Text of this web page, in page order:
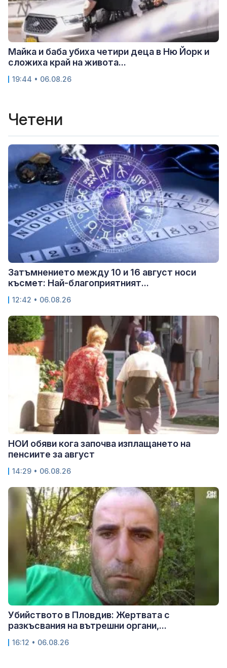
Майка и баба убиха четири деца в Ню Йорк и
сложиха край на живота...
19:44 • 06.08.26
Четени
Затъмнението между 10 и 16 август носи
късмет: Най-благоприятният...
12:42 • 06.08.26
НОИ обяви кога започва изплащането на
пенсиите за август
14:29 • 06.08.26
Убийството в Пловдив: Жертвата с
разкъсвания на вътрешни органи,...
16:12 • 06.08.26